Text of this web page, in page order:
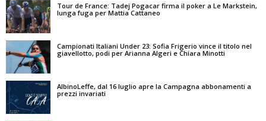
Tour de France: Tadej Pogacar firma il poker a Le Markstein,
lunga fuga per Mattia Cattaneo
Campionati Italiani Under 23: Sofia Frigerio vince il titolo nel
giavellotto, podi per Arianna Algeri e Chiara Minotti
AlbinoLeffe, dal 16 luglio apre la Campagna abbonamenti a
prezzi invariati